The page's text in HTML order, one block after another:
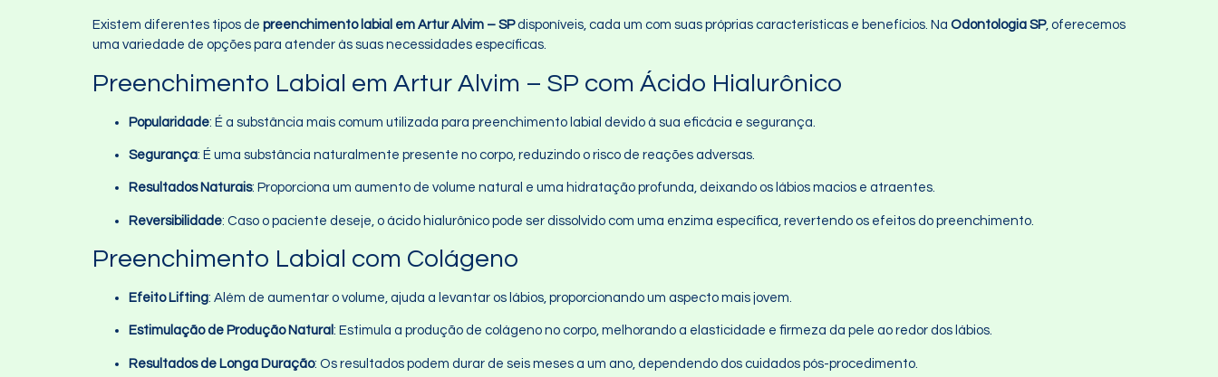
Existem diferentes tipos de preenchimento labial em Artur Alvim – SPdisponíveis, cada um com suas próprias características e benefícios. Na Odontologia SP, oferecemos
uma variedade de opções para atender às suas necessidades específicas.
Preenchimento Labial em Artur Alvim – SP com Ácido Hialurônico
Popularidade: É a substância mais comum utilizada para preenchimento labial devido à sua eficácia e segurança.
Segurança: É uma substância naturalmente presente no corpo, reduzindo o risco de reações adversas.
Resultados Naturais: Proporciona um aumento de volume natural e uma hidratação profunda, deixando os lábios macios e atraentes.
Reversibilidade: Caso o paciente deseje, o ácido hialurônico pode ser dissolvido com uma enzima específica, revertendo os efeitos do preenchimento.
Preenchimento Labial com Colágeno
Efeito Lifting: Além de aumentar o volume, ajuda a levantar os lábios, proporcionando um aspecto mais jovem.
Estimulação de Produção Natural : Estimula a produção de colágeno no corpo, melhorando a elasticidade e firmeza da pele ao redor dos lábios.
Resultados de Longa Duração: Os resultados podem durar de seis meses a um ano, dependendo dos cuidados pós-procedimento.